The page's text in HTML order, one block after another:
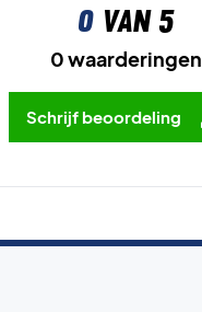
0van 5
0 waarderingen
Schrijf beoordeling